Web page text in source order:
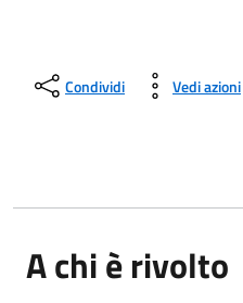
Condividi Vedi azioni
A chi è rivolto